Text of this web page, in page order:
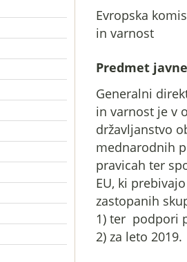
Evropska
in varnost
Predmet
Generalni
in varnost je v
državljanstvo
mednarodnih
pravicah ter
EU, ki
zastopanih
1) ter podpori
2) za leto 2019.